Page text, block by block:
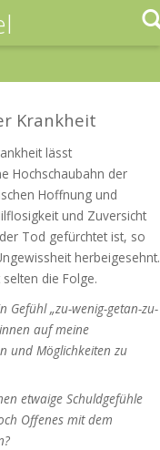
Krankheit
lässt
Hochschaubahn der
Hoffnung und
und Zuversicht
Tod gefürchtet ist, so
herbeigesehnt.
die Folge.
Gefühl „zu-wenig-getan-zu-
auf meine
und Möglichkeiten zu
etwaige Schuldgefühle
Offenes mit dem